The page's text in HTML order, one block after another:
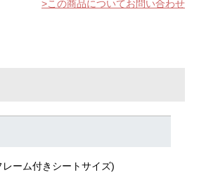
この商品についてお問い合わせ
ーム付きシートサイズ)